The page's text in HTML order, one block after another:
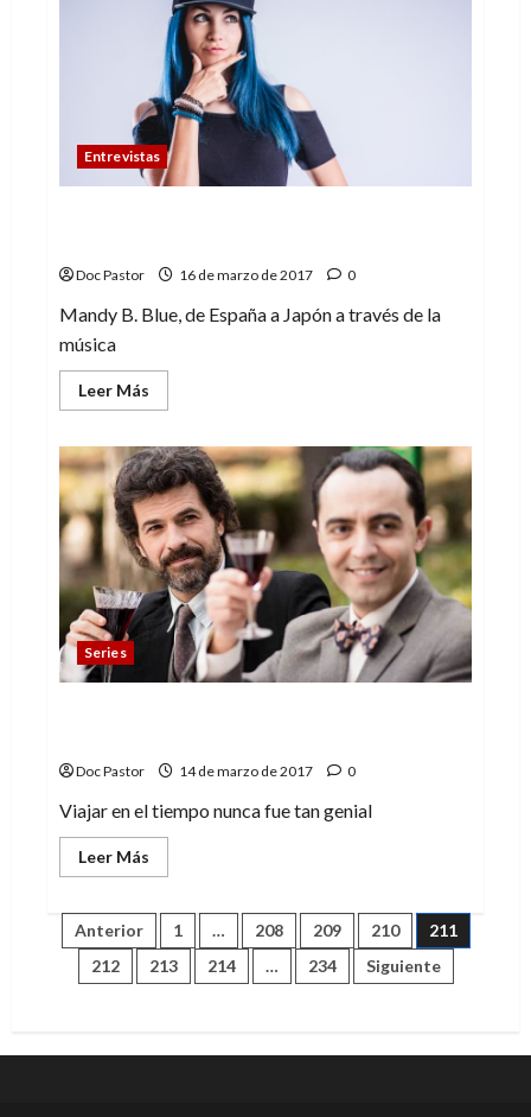
Entrevistas
Doc Pastor 16 de marzo de 2017 0
Mandy B. Blue, de España a Japón a través de la
música
Leer Más
más
Siempre
he
cantado,
desde
que
tengo
memoria
–
Mandy
B.Blue
Series
Doc Pastor 14 de marzo de 2017 0
Viajar en el tiempo nunca fue tan genial
Leer Más
más
(geniales)
cameos
históricos
en
tiempo
Paginación
de
Anterior 1 … 208 209 210
211
212
213 214 … 234 Siguiente